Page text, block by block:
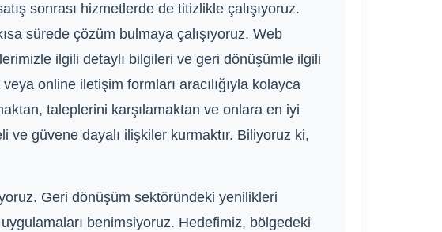
sonrası hizmetlerde de titizlikle çalışıyoruz.
sürede çözüm bulmaya çalışıyoruz. Web
ilgili detaylı bilgileri ve geri dönüşümle ilgili
online iletişim formları aracılığıyla kolayca
taleplerini karşılamaktan ve onlara en iyi
ve güvene dayalı ilişkiler kurmaktır. Biliyoruz ki,
Geri dönüşüm sektöründeki yenilikleri
benimsiyoruz. Hedefimiz, bölgedeki